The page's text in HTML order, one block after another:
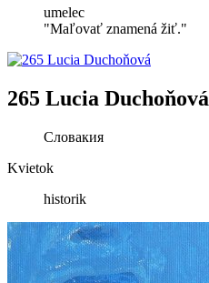
umelec
"Maľovať znamená žiť."
265 Lucia Duchoňová
Словакия
Kvietok
historik